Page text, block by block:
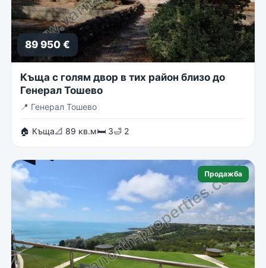
89 950 €
Къща с голям двор в тих район близо до
Генерал Тошево
📍 Генерал Тошево
🏠 Къща📐 89 кв.м🛏 3🛁 2
Продажба